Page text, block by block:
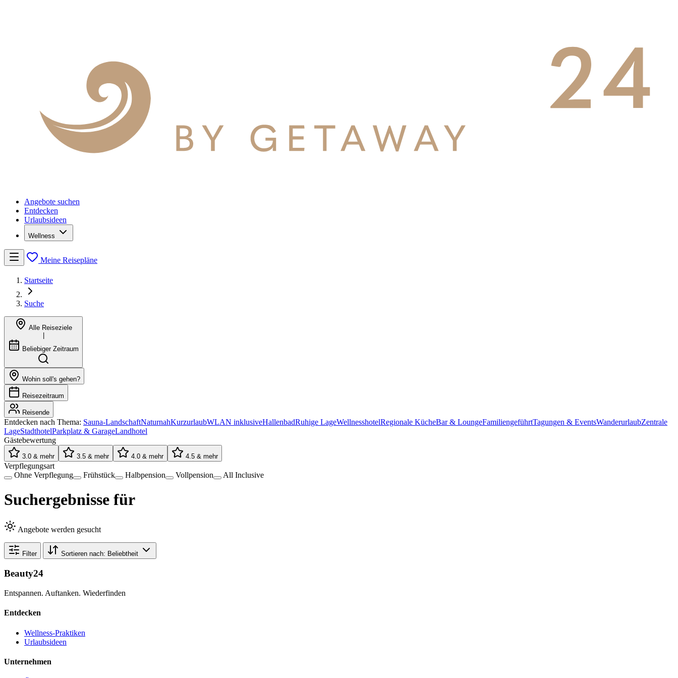
Angebote suchen
Entdecken
Urlaubsideen
Wellness
Meine Reisepläne
Startseite
Suche
Alle Reiseziele
Beliebiger Zeitraum
Wohin soll's gehen?
Reisezeitraum
Reisende
Entdecken nach Thema: Sauna-LandschaftNaturnahKurzurlaubWLAN inklusiveHallenbadRuhige LageWellnesshotelRegionale KücheBar & LoungeFamiliengeführtTagungen & EventsWanderurlaubZentrale
LageStadthotelParkplatz & GarageLandhotel
Gästebewertung
3.0 & mehr 3.5 & mehr 4.0 & mehr 4.5 & mehr
Verpflegungsart
Ohne Verpflegung
Frühstück Halbpension Vollpension All Inclusive
Suchergebnisse für
Angebote werden gesucht
Filter Sortieren nach: Beliebtheit
Beauty24
Entspannen. Auftanken. Wiederfinden
Entdecken
Wellness-Praktiken
Urlaubsideen
Unternehmen